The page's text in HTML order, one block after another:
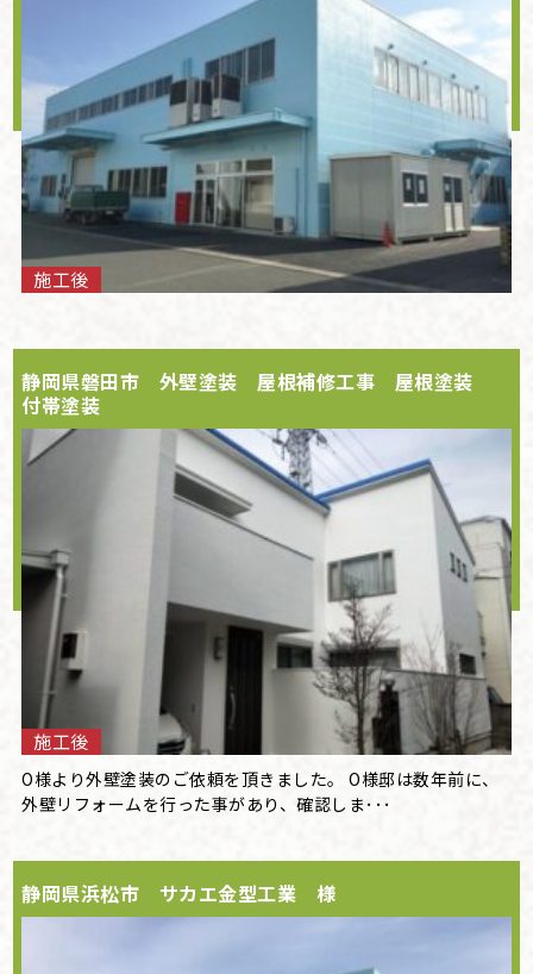
施工後
静岡県磐田市 外壁塗装 屋根補修工事 屋根塗装
付帯塗装
施工後
O様より外壁塗装のご依頼を頂きました。 O様邸は数年前に、
外壁リフォームを行った事があり、確認しま･･･
静岡県浜松市 サカエ金型工業 様